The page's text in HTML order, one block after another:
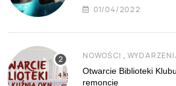
01/04/2022
NOWOŚCI ,
Otwarcie Biblioteki
remoncie